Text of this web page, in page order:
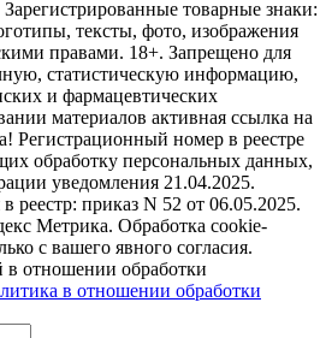
товарные знаки:
тексты, фото, изображения
правами. 18+. Запрещено для
статистическую информацию,
и фармацевтических
материалов активная ссылка на
Регистрационный номер в реестре
обработку персональных данных,
уведомления 21.04.2025.
реестр: приказ N 52 от 06.05.2025.
Метрика. Обработка cookie-
с вашего явного согласия.
в отношении обработки
в отношении обработки